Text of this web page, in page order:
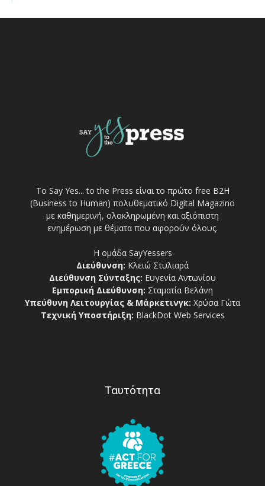
Το Say Yes... to the Press είναι το πρώτο free Β2Η
(Business to Human) πολυθεματικό Digital Magazino
με καθημερινή, ολοκληρωμένη και αξιόπιστη
ενημέρωση με θέματα που αφορούν όλους.
Η ομάδα SayYessers
Διεύθυνση: Κλειώ Στυλιαρά
Διεύθυνση Σύνταξης: Ευγενία Αντωνίου
Εμπορική Διεύθυνση: Σταματία Βελάνη
Υπεύθυνη Λειτουργίας & Μάρκετινγκ: Χρύσα Γώτα
Τεχνική Υποστήριξη: BlackDot Web Services
Ταυτότητα